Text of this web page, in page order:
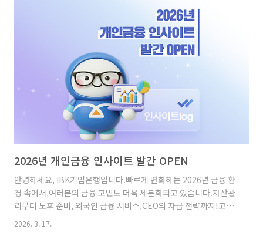
명확하게 나타납니다.전체 금융소비자의 54.1%가 대출 규제로 인
해 자금 계획에 영향을 받았다고 응답했습니다.이는 단순한 일부의
문제가 아니라, 절반 이상의 소비자가 기존 계획을 수정하고 있다는
의미입니다.대출을 전제로 설계되었던 자금 흐름이 흔들..
2026년 개인금융 인사이트 발간 OPEN
안녕하세요, IBK기업은행입니다.빠르게 변화하는 2026년 금융 환
경 속에서,여러분의 금융 고민도 더욱 세분화되고 있습니다.자산관
리부터 노후 준비, 외국인 금융 서비스,CEO의 자금 전략까지!고객
마다 필요한 금융 해답은 모두 다르기 때문인데요!IBK기업은행
2026. 3. 17.